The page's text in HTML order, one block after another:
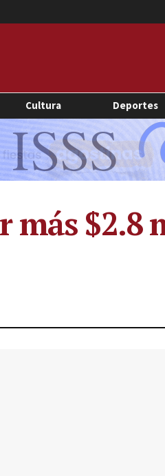
Cultura Deportes
más $2.8